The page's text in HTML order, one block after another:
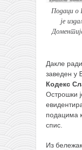
Подаци о
је
Дакле ради
заведен у
Кодекс
Острошки
подацима
спис.
Из